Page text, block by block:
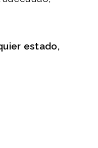
estado,